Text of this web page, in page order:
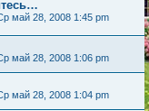
май 28, 2008 1:45 pm
май 28, 2008 1:06 pm
май 28, 2008 1:04 pm